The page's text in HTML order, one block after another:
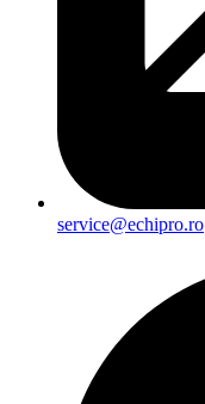
service@echipro.ro